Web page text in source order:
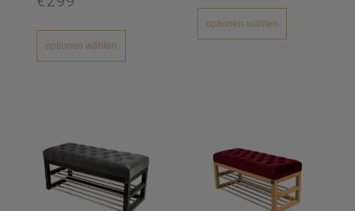
optionen wählen
optionen wählen